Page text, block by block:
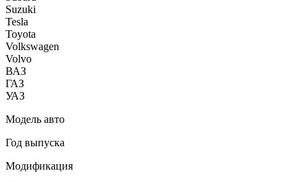
Suzuki
Tesla
Toyota
Volkswagen
Volvo
ВАЗ
ГАЗ
УАЗ
Модель авто
Год выпуска
Модификация